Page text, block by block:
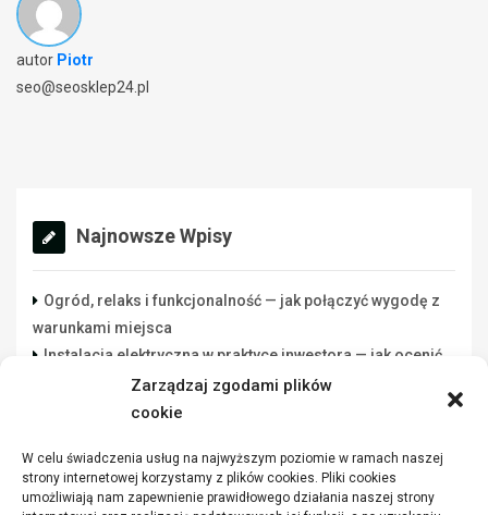
Zarządzaj zgodami plików
cookie
W celu świadczenia usług na najwyższym poziomie w ramach naszej
strony internetowej korzystamy z plików cookies. Pliki cookies
umożliwiają nam zapewnienie prawidłowego działania naszej strony
autor Piotr
seo@seosklep24.pl
Najnowsze Wpisy
Ogród, relaks i funkcjonalność — jak połączyć wygodę z
warunkami miejsca
Instalacja elektryczna w praktyce inwestora — jak ocenić
wykonawcę rozsądnie
Lista danych do świadectwa energetycznego: co
Funkcjonalna przestrzeń robocza w warsztacie a jakość
wykonywanych zadań